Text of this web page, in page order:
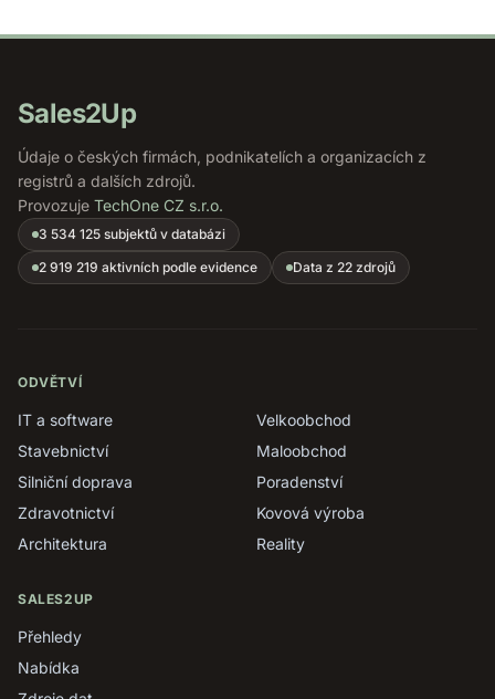
Sales2Up
Údaje o českých firmách, podnikatelích a organizacích z
registrů a dalších zdrojů.
Provozuje TechOne CZ s.r.o.
3 534 125 subjektů v databázi
2 919 219 aktivních podle evidence
Data z 22 zdrojů
ODVĚTVÍ
IT a software
Stavebnictví
Silniční doprava
Zdravotnictví
Architektura
Velkoobchod
Maloobchod
Poradenství
Kovová výroba
Reality
SALES2UP
Přehledy
Nabídka